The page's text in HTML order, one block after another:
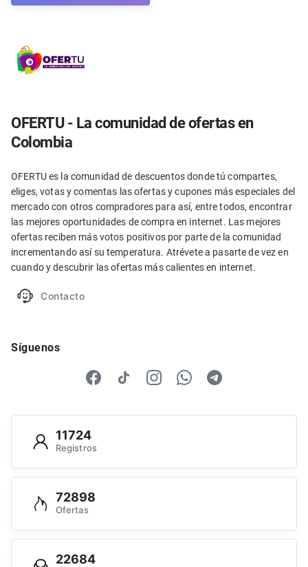
OFERTU - La comunidad de ofertas en
Colombia
OFERTU es la comunidad de descuentos donde tú compartes,
eliges, votas y comentas las ofertas y cupones más especiales del
mercado con otros compradores para así, entre todos, encontrar
las mejores oportunidades de compra en internet. Las mejores
ofertas reciben más votos positivos por parte de la comunidad
incrementando así su temperatura. Atrévete a pasarte de vez en
cuando y descubrir las ofertas más calientes en internet.
Contacto
Síguenos
11724
Registros
72898
Ofertas
22684